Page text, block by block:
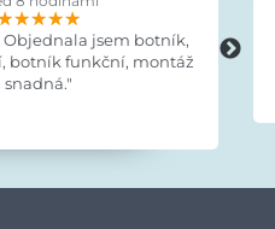
Objednala jsem botník,
botník funkční, montáž
snadná."